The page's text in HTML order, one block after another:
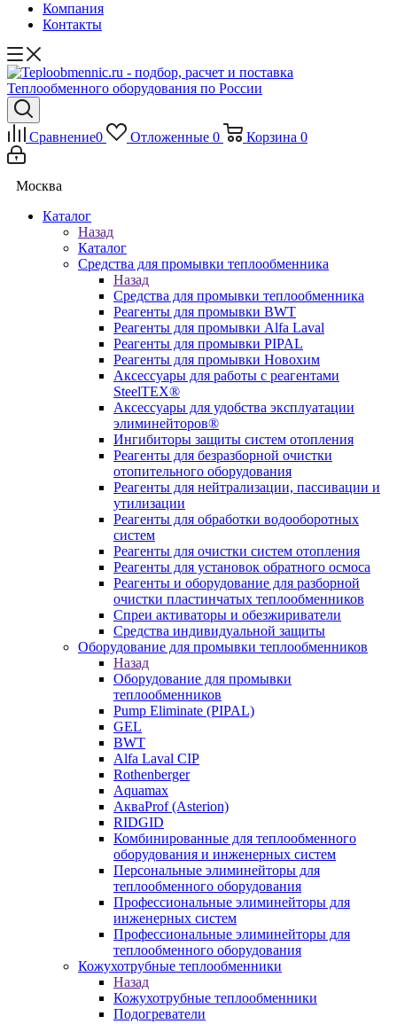
Компания
Контакты
Сравнение0 Отложенные 0 Корзина 0
Москва
Каталог
Назад
Каталог
Средства для промывки теплообменника
Назад
Средства для промывки теплообменника
Реагенты для промывки BWT
Реагенты для промывки Alfa Laval
Реагенты для промывки PIPAL
Реагенты для промывки Новохим
Аксессуары для работы с реагентами
SteelTEX®
Аксессуары для удобства эксплуатации
элиминейторов®
Ингибиторы защиты систем отопления
Реагенты для безразборной очистки
отопительного оборудования
Реагенты для нейтрализации, пассивации и
утилизации
Реагенты для обработки водооборотных
систем
Реагенты для очистки систем отопления
Реагенты для установок обратного осмоса
Реагенты и оборудование для разборной
очистки пластинчатых теплообменников
Спреи активаторы и обезжириватели
Средства индивидуальной защиты
Оборудование для промывки теплообменников
Назад
Оборудование для промывки
теплообменников
Pump Eliminate (PIPAL)
GEL
BWT
Alfa Laval CIP
Rothenberger
Aquamax
АкваProf (Asterion)
RIDGID
Комбинированные для теплообменного
оборудования и инженерных систем
Персональные элиминейторы для
теплообменного оборудования
Профессиональные элиминейторы для
инженерных систем
Профессиональные элиминейторы для
теплообменного оборудования
Кожухотрубные теплообменники
Назад
Кожухотрубные теплообменники
Подогреватели